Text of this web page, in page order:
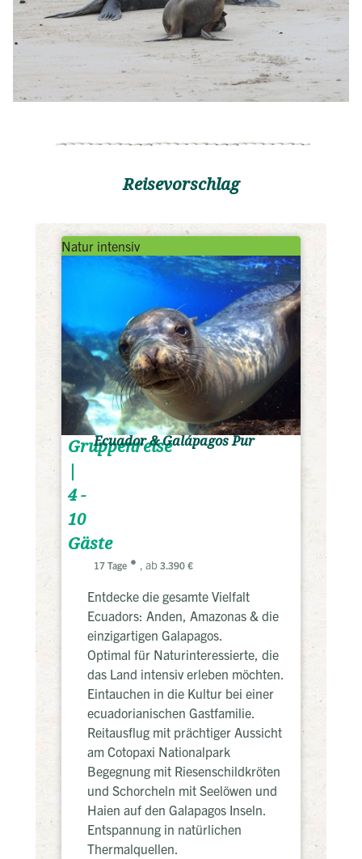
Reisevorschlag
Natur intensiv
Gruppenreise
|
4 -
10
Gäste
Ecuador & Galápagos Pur
17 Tage , ab 3.390 €
Entdecke die gesamte Vielfalt
Ecuadors: Anden, Amazonas & die
einzigartigen Galapagos.
Optimal für Naturinteressierte, die
das Land intensiv erleben möchten.
Eintauchen in die Kultur bei einer
ecuadorianischen Gastfamilie.
Reitausflug mit prächtiger Aussicht
am Cotopaxi Nationalpark
Begegnung mit Riesenschildkröten
und Schorcheln mit Seelöwen und
Haien auf den Galapagos Inseln.
Entspannung in natürlichen
Thermalquellen.